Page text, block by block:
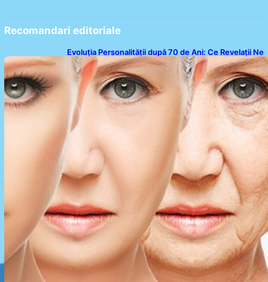
Recomandari editoriale
Evoluția Personalității după 70 de Ani: Ce Revelații Ne
Oferă Studiile Psihologice